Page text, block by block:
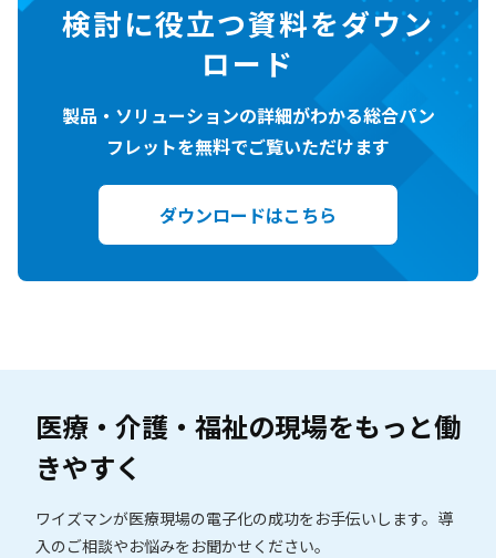
検討に役立つ資料をダウン
ロード
製品・ソリューションの詳細がわかる総合パン
フレットを無料でご覧いただけます
ダウンロードはこちら
医療・介護・福祉の現場をもっと働
きやすく
ワイズマンが医療現場の電子化の成功をお手伝いします。 導
入のご相談やお悩みをお聞かせください。